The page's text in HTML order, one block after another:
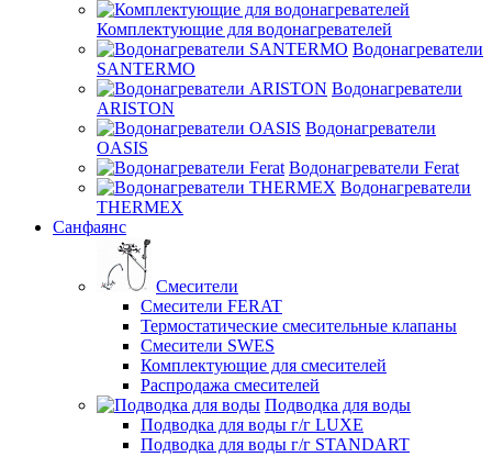
Комплектующие для водонагревателей
Водонагреватели
SANTERMO
Водонагреватели
ARISTON
Водонагреватели
OASIS
Водонагреватели Ferat
Водонагреватели
THERMEX
Санфаянс
Смесители
Смесители FERAT
Термостатические смесительные клапаны
Смесители SWES
Комплектующие для смесителей
Распродажа смесителей
Подводка для воды
Подводка для воды г/г LUXE
Подводка для воды г/г STANDART